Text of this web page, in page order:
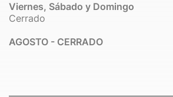
Viernes, Sábado y Domingo
Cerrado
AGOSTO - CERRADO